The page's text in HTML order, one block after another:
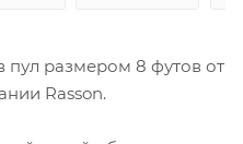
пул размером 8 футов от
Rasson.